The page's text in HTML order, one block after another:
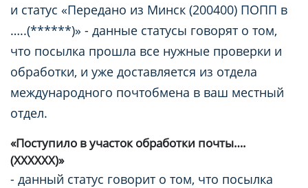
и статус «Передано из Минск (200400) ПОПП в
…..(******)» - данные статусы говорят о том,
что посылка прошла все нужные проверки и
обработки, и уже доставляется из отдела
международного почтобмена в ваш местный
отдел.
«Поступило в участок обработки почты….
(ХХХХХХ)»
- данный статус говорит о том, что посылка